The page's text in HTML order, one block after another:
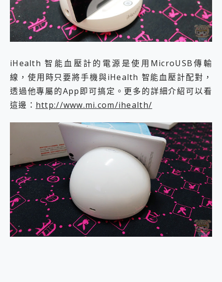
iHealth 智能血壓計的電源是使用MicroUSB傳輸
線，使用時只要將手機與iHealth 智能血壓計配對，
透過他專屬的App即可搞定。更多的詳細介紹可以看
這邊： http://www.mi.com/ihealth/